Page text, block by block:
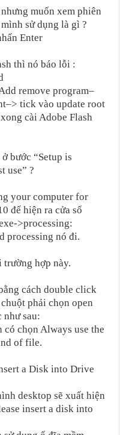
muốn xem phiên
sử dụng là gì ?
Enter
thì nó báo lỗi :
remove program–
tick vào update root
cài Adobe Flash
bước “Setup is
use” ?
your computer for
để hiện ra cửa sổ
>processing:
processing nó đi.
trường hợp này.
cách double click
phải chọn open
như sau:
chọn Always use the
of file.
a Disk into Drive
desktop sẽ xuất hiện
insert a disk into